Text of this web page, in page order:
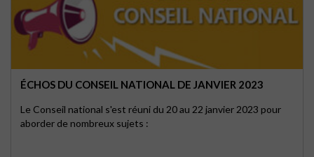
ÉCHOS DU CONSEIL NATIONAL DE JANVIER 2023
Le Conseil national s'est réuni du 20 au 22 janvier 2023 pour
aborder de nombreux sujets :